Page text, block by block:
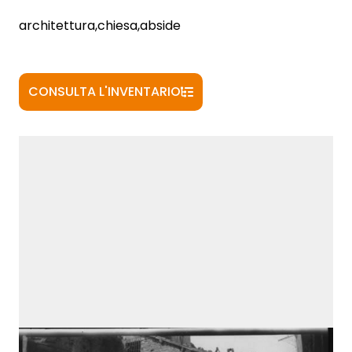
architettura,chiesa,abside
CONSULTA L'INVENTARIO